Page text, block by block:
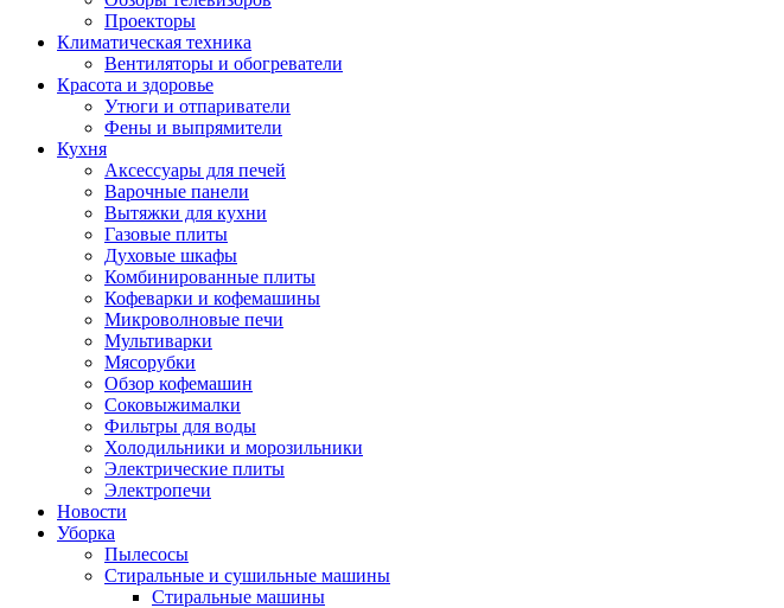
Проекторы
Климатическая техника
Вентиляторы и обогреватели
Красота и здоровье
Утюги и отпариватели
Фены и выпрямители
Кухня
Аксессуары для печей
Варочные панели
Вытяжки для кухни
Газовые плиты
Духовые шкафы
Комбинированные плиты
Кофеварки и кофемашины
Микроволновые печи
Мультиварки
Мясорубки
Обзор кофемашин
Соковыжималки
Фильтры для воды
Холодильники и морозильники
Электрические плиты
Электропечи
Новости
Уборка
Пылесосы
Стиральные и сушильные машины
Стиральные машины